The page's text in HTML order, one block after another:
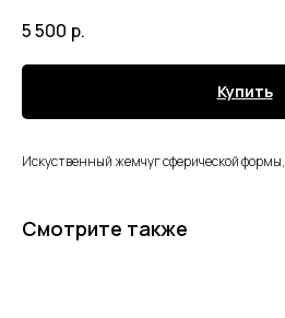
5 500 р.
Купить
Искуственный жемчуг сферической
Смотрите также